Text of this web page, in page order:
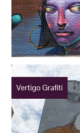
Vertigo Grafiti